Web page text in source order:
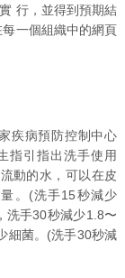
行，並得到預期結
一個組織中的網頁
疾病預防控制中心
指引指出洗手使用
動的水，可以在皮
。(洗手15秒減少
洗手30秒減少1.8〜
細菌。(洗手30秒減